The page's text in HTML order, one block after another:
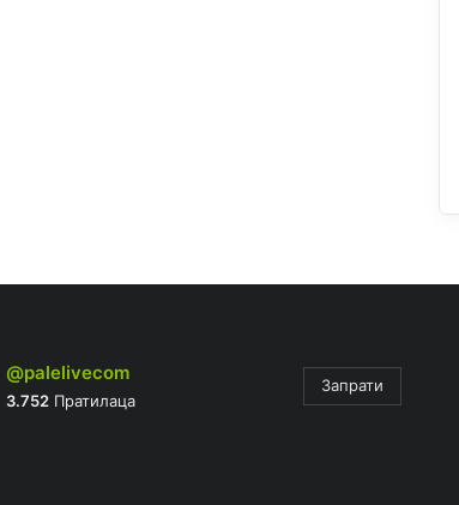
@palelivecom
3.752Пратилаца
Запрати